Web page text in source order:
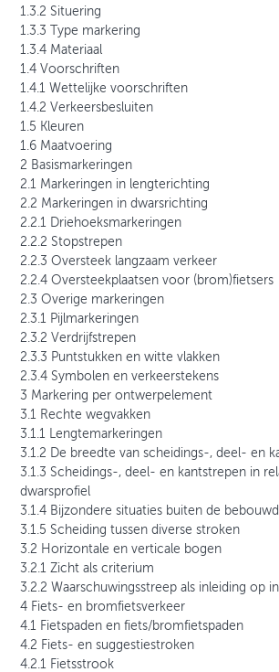
1.3.2 Situering
1.3.3 Type markering
1.3.4 Materiaal
1.4 Voorschriften
1.4.1 Wettelijke voorschriften
1.4.2 Verkeersbesluiten
1.5 Kleuren
1.6 Maatvoering
2 Basismarkeringen
2.1 Markeringen in lengterichting
2.2 Markeringen in dwarsrichting
2.2.1 Driehoeksmarkeringen
2.2.2 Stopstrepen
2.2.3 Oversteek langzaam verkeer
2.2.4 Oversteekplaatsen voor (brom)fietsers
2.3 Overige markeringen
2.3.1 Pijlmarkeringen
2.3.2 Verdrijfstrepen
2.3.3 Puntstukken en witte vlakken
2.3.4 Symbolen en verkeerstekens
3 Markering per ontwerpelement
3.1 Rechte wegvakken
3.1.1 Lengtemarkeringen
3.1.2 De breedte van scheidings-, deel- en
3.1.3 Scheidings-, deel- en kantstrepen in
dwarsprofiel
3.1.4 Bijzondere situaties buiten de
3.1.5 Scheiding tussen diverse stroken
3.2 Horizontale en verticale bogen
3.2.1 Zicht als criterium
3.2.2 Waarschuwingsstreep als inleiding op
4 Fiets- en bromfietsverkeer
4.1 Fietspaden en fiets/bromfietspaden
4.2 Fiets- en suggestiestroken
4.2.1 Fietsstrook